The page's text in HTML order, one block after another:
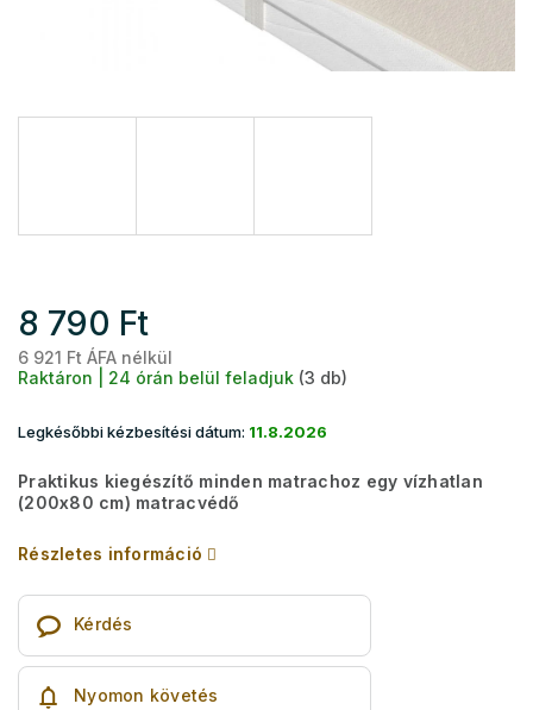
8 790 Ft
6 921 Ft ÁFA nélkül
Raktáron | 24 órán belül feladjuk (3 db)
Legkésőbbi kézbesítési dátum: 11.8.2026
Praktikus kiegészítő minden matrachoz egy vízhatlan
(200x80 cm) matracvédő
Részletes információ
Kérdés
Nyomon követés